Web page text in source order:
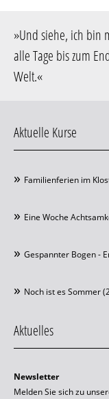
»Und siehe, ich bin
alle Tage bis zum
Welt.«
Aktuelle Kurse
Familienferien im
Eine Woche
Gespannter Bogen -
Noch ist es Sommer
Aktuelles
Newsletter
Melden Sie sich zu